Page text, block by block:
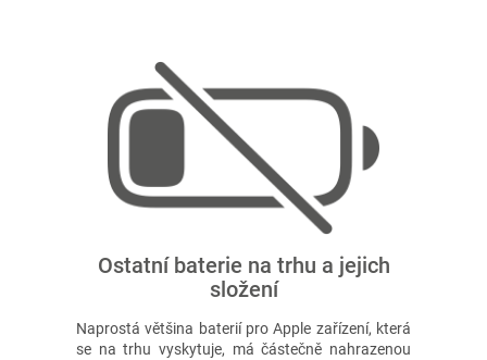
Ostatní baterie na trhu a jejich
složení
Naprostá většina baterií pro Apple zařízení, která
se na trhu vyskytuje, má částečně nahrazenou